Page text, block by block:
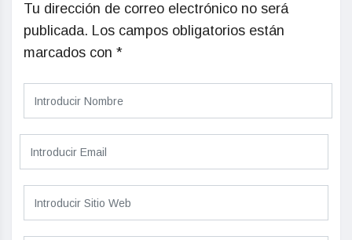
Tu dirección de correo electrónico no será
publicada. Los campos obligatorios están
marcados con *